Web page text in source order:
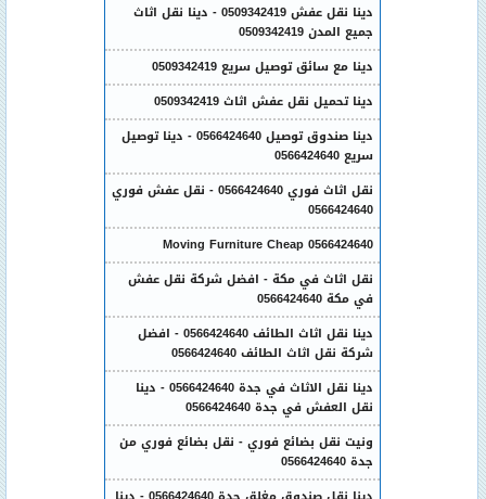
دينا نقل عفش 0509342419 - دينا نقل اثاث
جميع المدن 0509342419
دينا مع سائق توصيل سريع 0509342419
دينا تحميل نقل عفش اثاث 0509342419
دينا صندوق توصيل 0566424640 - دينا توصيل
سريع 0566424640
نقل اثاث فوري 0566424640 - نقل عفش فوري
0566424640
Moving Furniture Cheap 0566424640
نقل اثاث في مكة - افضل شركة نقل عفش
في مكة 0566424640
دينا نقل اثاث الطائف 0566424640 - افضل
شركة نقل اثاث الطائف 0566424640
دينا نقل الاثاث في جدة 0566424640 - دينا
نقل العفش في جدة 0566424640
ونيت نقل بضائع فوري - نقل بضائع فوري من
جدة 0566424640